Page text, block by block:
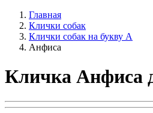
Главная
Клички собак
Клички собак на букву А
Анфиса
Кличка Анфиса